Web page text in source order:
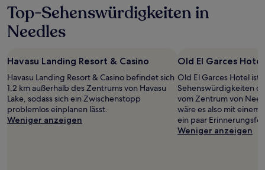
Top-Sehenswürdigkeiten in
Needles
Havasu Landing Resort & Casino
Havasu Landing Resort & Casino befindet sich
1,2 km außerhalb des Zentrums von Havasu
Lake, sodass sich ein Zwischenstopp
problemlos einplanen lässt.
Weniger anzeigen
Old El Garces Hotel
Old El Garces Hotel ist
Sehenswürdigkeiten
vom Zentrum von
wäre es also mit einem
ein paar
Weniger anzeigen